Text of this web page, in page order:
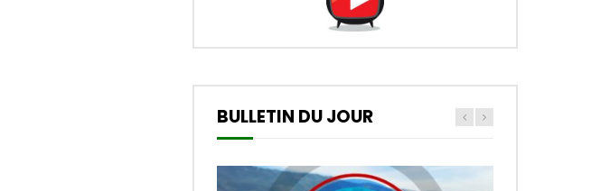
BULLETIN DU JOUR